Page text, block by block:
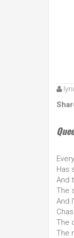
Has
And
The
And
The
The